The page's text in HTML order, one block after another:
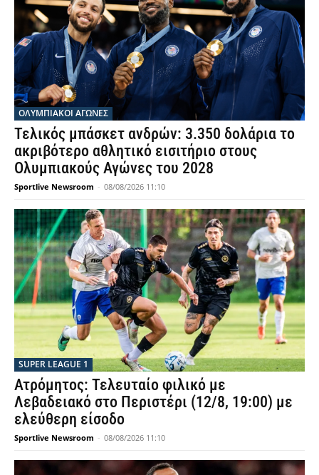
ΟΛΥΜΠΙΑΚΟΊ ΑΓΏΝΕΣ
Τελικός μπάσκετ ανδρών: 3.350 δολάρια το
ακριβότερο αθλητικό εισιτήριο στους
Ολυμπιακούς Αγώνες του 2028
Sportlive Newsroom - 08/08/2026 11:10
SUPER LEAGUE 1
Ατρόμητος: Τελευταίο φιλικό με
Λεβαδειακό στο Περιστέρι (12/8, 19:00) με
ελεύθερη είσοδο
Sportlive Newsroom - 08/08/2026 11:10